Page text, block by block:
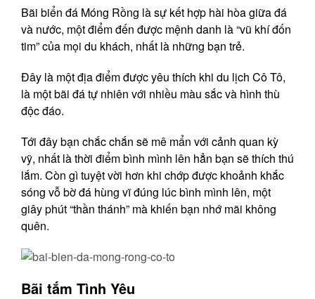
Bãi biển đá Móng Rồng là sự kết hợp hài hòa giữa đá
và nước, một điểm đến được mệnh danh là “vũ khí đốn
tim” của mọi du khách, nhất là những bạn trẻ.
Đây là một địa điểm được yêu thích khi du lịch Cô Tô,
là một bãi đá tự nhiên với nhiều màu sắc và hình thù
độc đáo.
Tới đây bạn chắc chắn sẽ mê mẩn với cảnh quan kỳ
vỹ, nhất là thời điểm bình mình lên hẳn bạn sẽ thích thú
lắm. Còn gì tuyệt vời hơn khi chớp được khoảnh khắc
sóng vỗ bờ đá hùng vĩ đúng lúc bình mình lên, một
giây phút “thần thánh” mà khiến bạn nhớ mãi không
quên.
Bãi tắm Tình Yêu